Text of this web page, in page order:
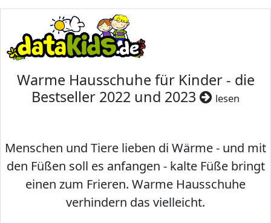
Warme Hausschuhe für Kinder - die
Bestseller 2022 und 2023
lesen
Menschen und Tiere lieben di Wärme - und mit
den Füßen soll es anfangen - kalte Füße bringt
einen zum Frieren. Warme Hausschuhe
verhindern das vielleicht.